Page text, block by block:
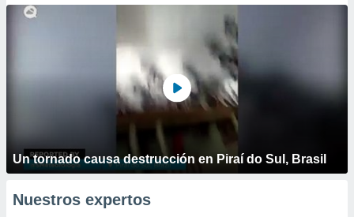
Un tornado causa destrucción en Piraí do Sul, Brasil
Nuestros expertos